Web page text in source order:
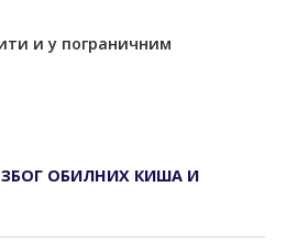
и у пограничним
ОБИЛНИХ КИША И